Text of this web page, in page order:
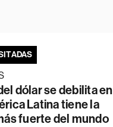
dólar se debilita en
Latina tiene la
fuerte del mundo